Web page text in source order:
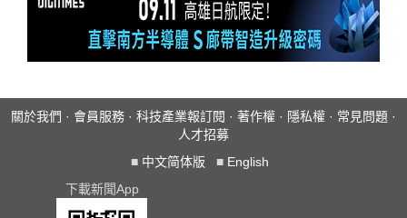
關於我們 · 會員服務 · 科技產業報訂閱 · 著作權 · 隱私權 · 常見問題 ·
人才招募
■ 中文简体版 ■ English
下載新聞App